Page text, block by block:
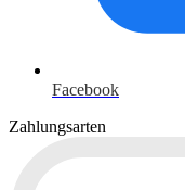
Facebook
Zahlungsarten